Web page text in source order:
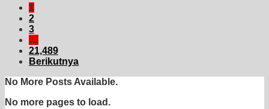
1
2
3
…
21,489
Berikutnya
No More Posts Available.
No more pages to load.